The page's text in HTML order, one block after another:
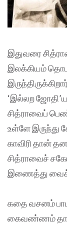
இதுவரை
இலக்கியம்
‘இல்லற
சித்ராவைப்
உள்ளே இருந்து
காவிரி தான்
சித்ராவைச்
இணைத்து
கதை வசனம்
கைவண்ணம்